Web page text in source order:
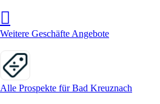
Weitere Geschäfte Angebote
Alle Prospekte für Bad Kreuznach